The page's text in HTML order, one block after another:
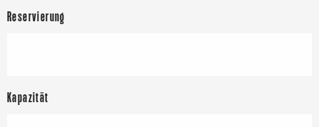
Reservierung
Kapazität